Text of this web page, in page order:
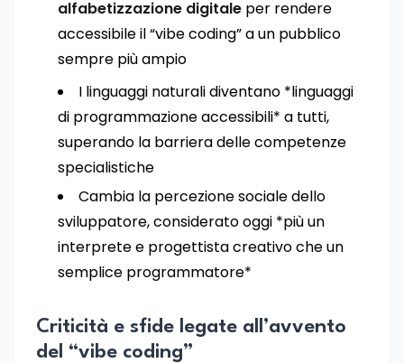
alfabetizzazione digitale per rendere
accessibile il “vibe coding” a un pubblico
sempre più ampio
I linguaggi naturali diventano *linguaggi
di programmazione accessibili* a tutti,
superando la barriera delle competenze
specialistiche
Cambia la percezione sociale dello
sviluppatore, considerato oggi *più un
interprete e progettista creativo che un
semplice programmatore*
Criticità e sfide legate all’avvento
del “vibe coding”